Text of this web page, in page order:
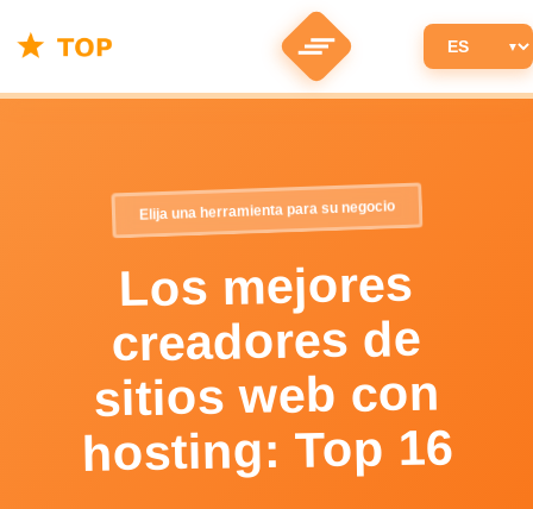
Elija una herramienta para su negocio
Los mejores
creadores de
sitios web con
hosting: Top 16